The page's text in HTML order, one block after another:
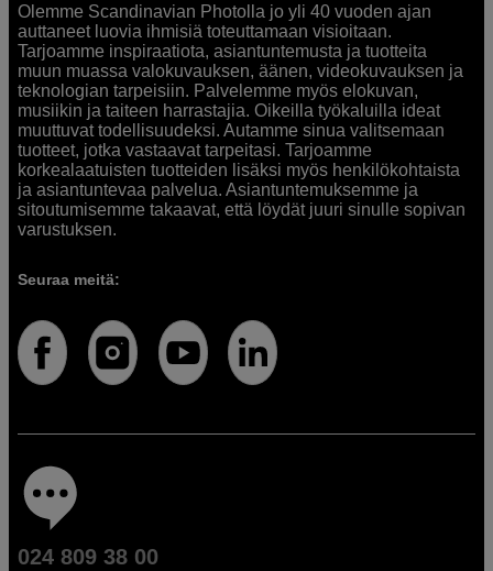
Olemme Scandinavian Photolla jo yli 40 vuoden ajan
auttaneet luovia ihmisiä toteuttamaan visioitaan.
Tarjoamme inspiraatiota, asiantuntemusta ja tuotteita
muun muassa valokuvauksen, äänen, videokuvauksen ja
teknologian tarpeisiin. Palvelemme myös elokuvan,
musiikin ja taiteen harrastajia. Oikeilla työkaluilla ideat
muuttuvat todellisuudeksi. Autamme sinua valitsemaan
tuotteet, jotka vastaavat tarpeitasi. Tarjoamme
korkealaatuisten tuotteiden lisäksi myös henkilökohtaista
ja asiantuntevaa palvelua. Asiantuntemuksemme ja
sitoutumisemme takaavat, että löydät juuri sinulle sopivan
varustuksen.
Seuraa meitä:
024 809 38 00